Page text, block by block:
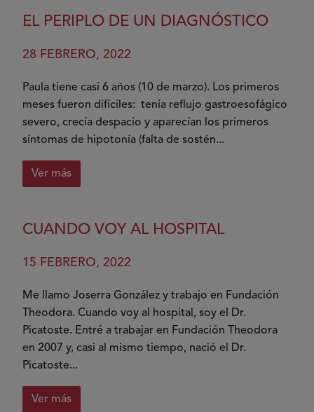
doy
gracias
EL PERIPLO DE UN DIAGNÓSTICO
28 FEBRERO, 2022
Paula tiene casi 6 años (10 de marzo). Los primeros
meses fueron difíciles: tenía reflujo gastroesofágico
severo, crecía despacio y aparecían los primeros
síntomas de hipotonía (falta de sostén...
Ver más
sobre
periplo
un
CUANDO VOY AL HOSPITAL
15 FEBRERO, 2022
Me llamo Joserra González y trabajo en Fundación
Theodora. Cuando voy al hospital, soy el Dr.
Picatoste. Entré a trabajar en Fundación Theodora
en 2007 y, casi al mismo tiempo, nació el Dr.
Picatoste...
Ver más